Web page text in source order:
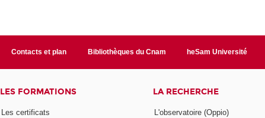
Contacts et plan Bibliothèques du Cnam heSam Université
LES FORMATIONS
Les certificats
LA RECHERCHE
L'observatoire (Oppio)